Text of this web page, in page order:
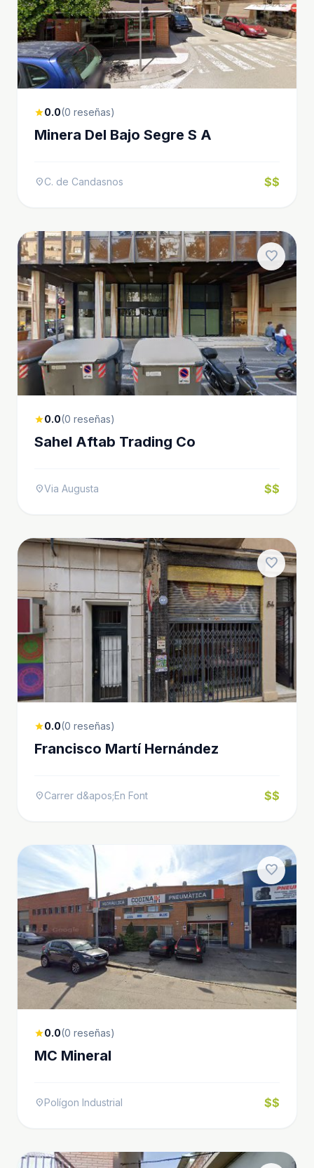
star0.0(0 reseñas)
Minera Del Bajo Segre S A
location_onC. de Candasnos $$
favorite
star0.0(0 reseñas)
Sahel Aftab Trading Co
location_onVia Augusta $$
favorite
star0.0(0 reseñas)
Francisco Martí Hernández
location_onCarrer d&apos;En Font $$
favorite
star0.0(0 reseñas)
MC Mineral
location_onPolígon Industrial $$